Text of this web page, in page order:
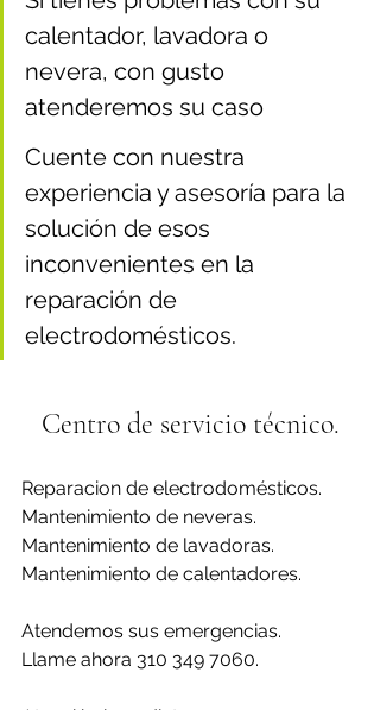
calentador, lavadora o
nevera, con gusto
atenderemos su caso
Cuente con nuestra
experiencia y asesoría para la
solución de esos
inconvenientes en la
reparación de
electrodomésticos.
Centro de servicio técnico.
Reparacion de electrodomésticos.
Mantenimiento de neveras.
Mantenimiento de lavadoras.
Mantenimiento de calentadores.
Atendemos sus emergencias.
Llame ahora 310 349 7060.